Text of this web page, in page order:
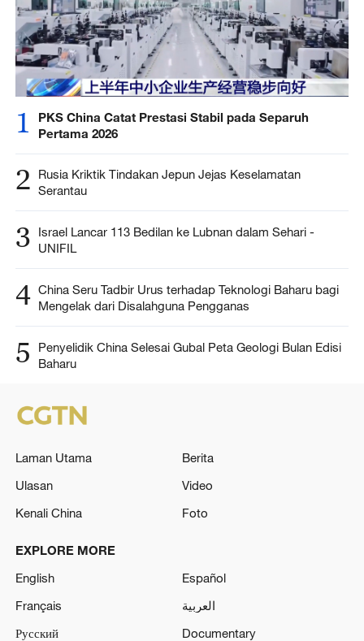
1
PKS China Catat Prestasi Stabil pada Separuh
Pertama 2026
2
Rusia Kriktik Tindakan Jepun Jejas Keselamatan
Serantau
3
Israel Lancar 113 Bedilan ke Lubnan dalam Sehari -
UNIFIL
4 China Seru Tadbir Urus terhadap Teknologi Baharu bagi
Mengelak dari Disalahguna Pengganas
5
Penyelidik China Selesai Gubal Peta Geologi Bulan Edisi
Baharu
Laman Utama
Berita
Ulasan
Video
Kenali China
Foto
EXPLORE MORE
English
Español
Français
العربية
Русский
Documentary